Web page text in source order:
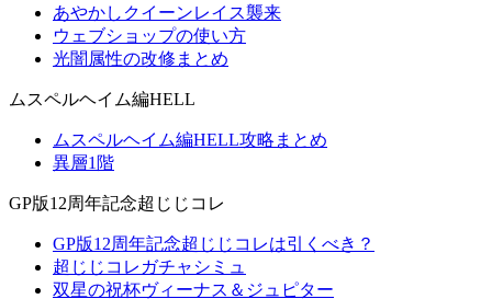
あやかしクイーンレイス襲来
ウェブショップの使い方
光闇属性の改修まとめ
ムスペルヘイム編HELL
ムスペルヘイム編HELL攻略まとめ
異層1階
GP版12周年記念超じじコレ
GP版12周年記念超じじコレは引くべき？
超じじコレガチャシミュ
双星の祝杯ヴィーナス＆ジュピター